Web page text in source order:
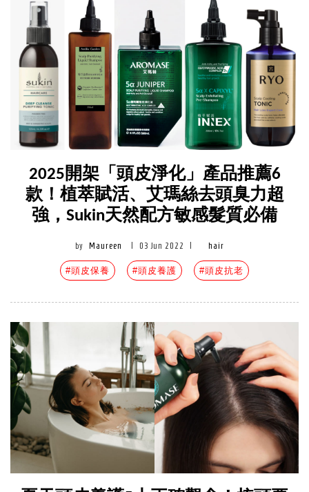
2025開架「頭皮淨化」產品推薦6
款！植萃賦活、艾瑪絲去頭臭力超
強，Sukin天然配方敏感髮質必備
by Maureen 03 Jun 2022 hair
#頭皮保養 #頭皮養護 #頭皮抗老